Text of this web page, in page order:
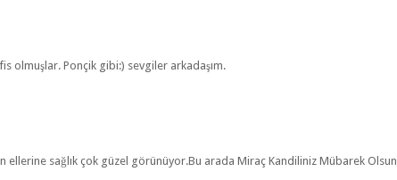
olmuşlar. Ponçik gibi:) sevgiler arkadaşım.
ellerine sağlık çok güzel görünüyor.Bu arada Miraç Kandiliniz Mübarek Olsun